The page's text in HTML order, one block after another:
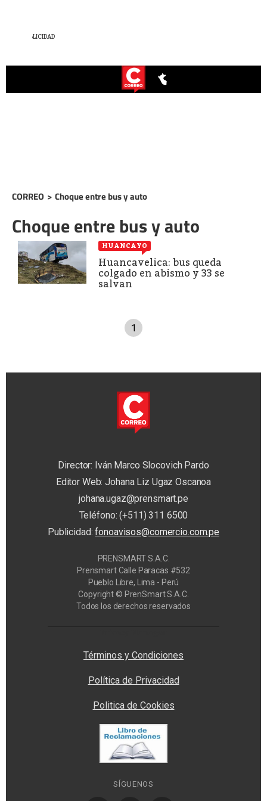
CORREO > Choque entre bus y auto
Choque entre bus y auto
HUANCAYO
Huancavelica: bus queda
colgado en abismo y 33 se
salvan
1
Director: Iván Marco Slocovich Pardo
Editor Web: Johana Liz Ugaz Oscanoa
johana.ugaz@prensmart.pe
Teléfono: (+511) 311 6500
Publicidad:fonoavisos@comercio.com.pe
PRENSMART S.A.C.
Prensmart Calle Paracas #532
Pueblo Libre, Lima - Perú
Copyright © PrenSmart S.A.C.
Todos los derechos reservados
Términos y Condiciones
Política de Privacidad
Politica de Cookies
SÍGUENOS